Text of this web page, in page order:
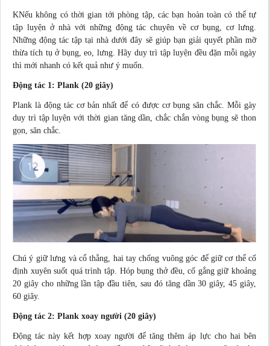
KNếu không có thời gian tới phòng tập, các bạn hoàn toàn có thể tự
tập luyện ở nhà với những động tác chuyên về cơ bụng, cơ lưng.
Những động tác tập tại nhà dưới đây sẽ giúp bạn giải quyết phần mỡ
thừa tích tụ ở bụng, eo, lưng. Hãy duy trì tập luyện đều đặn mỗi ngày
thì mới nhanh có kết quả như ý muốn.
Động tác 1: Plank (20 giây)
Plank là động tác cơ bản nhất để có được cơ bụng săn chắc. Mỗi gày
duy trì tập luyện với thời gian tăng dần, chắc chắn vòng bụng sẽ thon
gọn, săn chắc.
Chú ý giữ lưng và cổ thẳng, hai tay chống vuông góc để giữ cơ thể cố
định xuyên suốt quá trình tập. Hóp bụng thở đều, cố gắng giữ khoảng
20 giây cho những lần tập đầu tiên, sau đó tăng dần 30 giây, 45 giây,
60 giây.
Động tác 2: Plank xoay người (20 giây)
Động tác này kết hợp xoay người để tăng thêm áp lực cho hai bên